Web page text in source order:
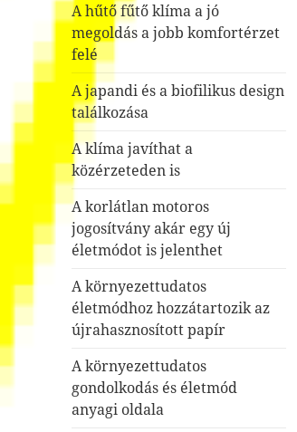
A hűtő fűtő klíma a jó
megoldás a jobb komfortérzet
felé
A japandi és a biofilikus design
találkozása
A klíma javíthat a
közérzeteden is
A korlátlan motoros
jogosítvány akár egy új
életmódot is jelenthet
A környezettudatos
életmódhoz hozzátartozik az
újrahasznosított papír
A környezettudatos
gondolkodás és életmód
anyagi oldala